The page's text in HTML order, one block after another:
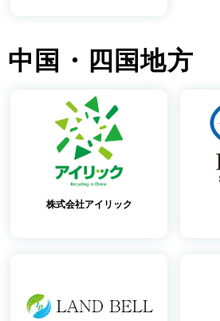
中国・四国地方
株式会社アイリック